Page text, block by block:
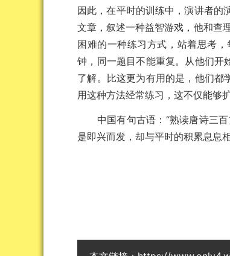
因此，在平时的训练中，演讲者的
文章，叙述一种益智游戏，他和查
困难的一种练习方式，站着思考
钟，同一题目不能重复。从他们开
了解。比这更为有用的是，他们都
用这种方法经常练习，这不仅能够
中国有句古语：“熟读唐诗三百
是即兴而发，却与平时的积累息息相